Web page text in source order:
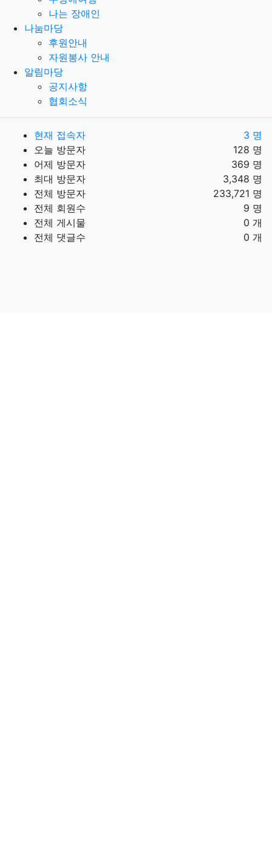
나는 장애인
나눔마당
후원안내
자원봉사 안내
알림마당
공지사항
협회소식
현재 접속자
3 명
오늘 방문자
128 명
어제 방문자
369 명
최대 방문자
3,348 명
전체 방문자
233,721 명
전체 회원수
9 명
전체 게시물
0 개
전체 댓글수
0 개